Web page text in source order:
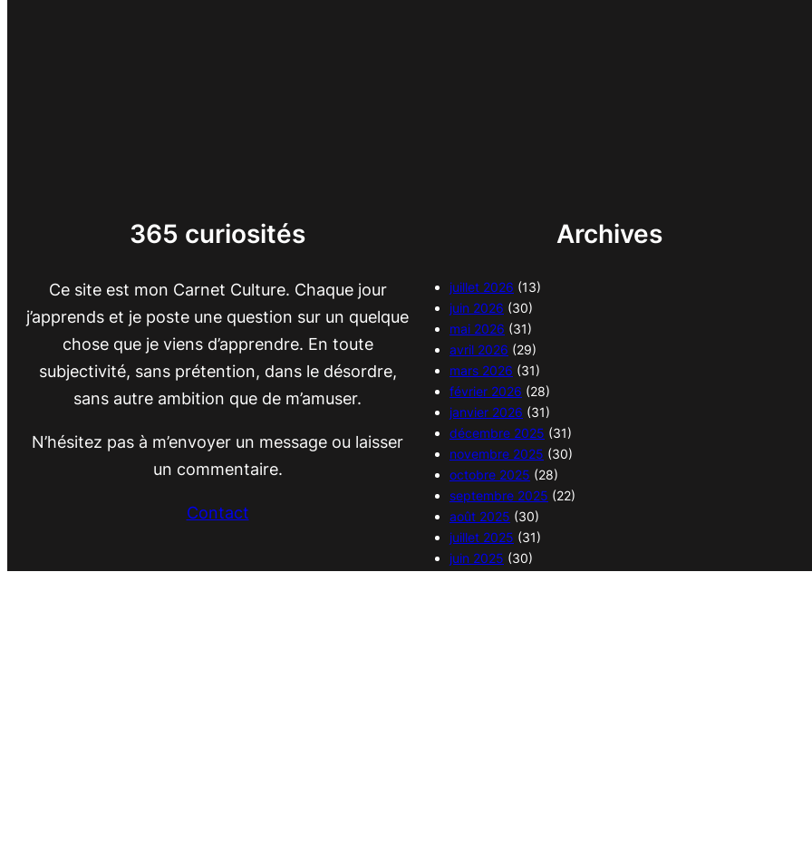
365 curiosités
Ce site est mon Carnet Culture. Chaque jour
j’apprends et je poste une question sur un quelque
chose que je viens d’apprendre. En toute
subjectivité, sans prétention, dans le désordre,
sans autre ambition que de m’amuser.
N’hésitez pas à m’envoyer un message ou laisser
un commentaire.
Contact
Archives
juillet 2026 (13)
juin 2026 (30)
mai 2026 (31)
avril 2026 (29)
mars 2026 (31)
février 2026 (28)
janvier 2026 (31)
décembre 2025 (31)
novembre 2025 (30)
octobre 2025 (28)
septembre 2025 (22)
août 2025 (30)
juillet 2025 (31)
juin 2025 (30)